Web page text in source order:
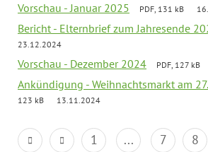
Vorschau - Januar 2025 PDF, 131 kB
Bericht - Elternbrief zum Jahresende
23.12.2024
Vorschau - Dezember 2024 PDF, 127 kB
Ankündigung - Weihnachtsmarkt am
123 kB
13.11.2024
1 ... 7 8